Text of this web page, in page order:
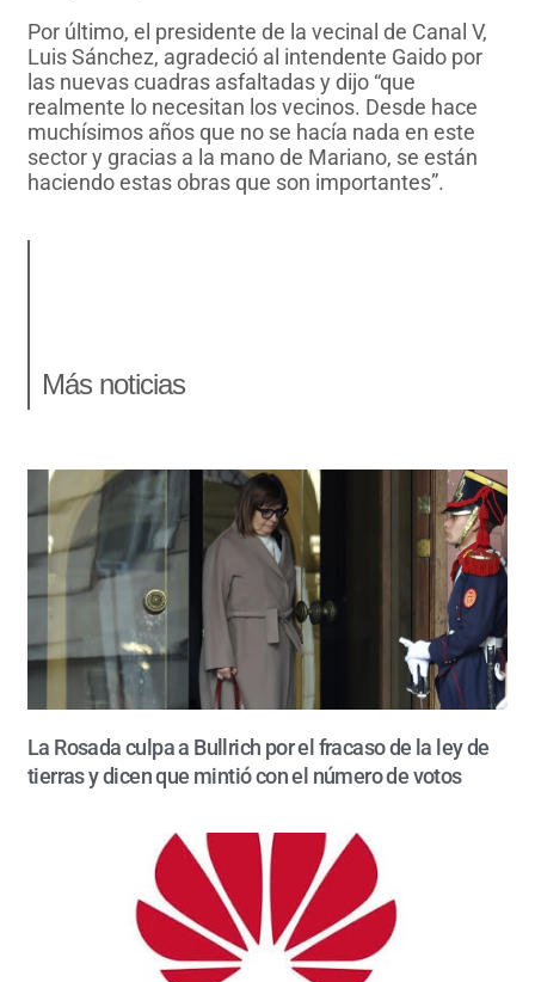
Por último, el presidente de la vecinal de Canal V,
Luis Sánchez, agradeció al intendente Gaido por
las nuevas cuadras asfaltadas y dijo “que
realmente lo necesitan los vecinos. Desde hace
muchísimos años que no se hacía nada en este
sector y gracias a la mano de Mariano, se están
haciendo estas obras que son importantes”.
Más noticias
La Rosada culpa a Bullrich por el fracaso de la ley de
tierras y dicen que mintió con el número de votos